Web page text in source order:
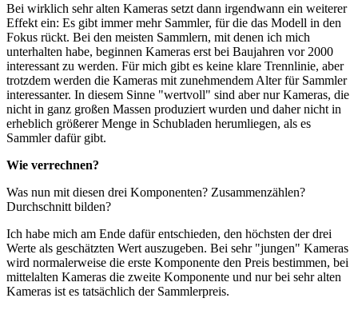
Bei wirklich sehr alten Kameras setzt dann irgendwann ein weiterer
Effekt ein: Es gibt immer mehr Sammler, für die das Modell in den
Fokus rückt. Bei den meisten Sammlern, mit denen ich mich
unterhalten habe, beginnen Kameras erst bei Baujahren vor 2000
interessant zu werden. Für mich gibt es keine klare Trennlinie, aber
trotzdem werden die Kameras mit zunehmendem Alter für Sammler
interessanter. In diesem Sinne "wertvoll" sind aber nur Kameras, die
nicht in ganz großen Massen produziert wurden und daher nicht in
erheblich größerer Menge in Schubladen herumliegen, als es
Sammler dafür gibt.
Wie verrechnen?
Was nun mit diesen drei Komponenten? Zusammenzählen?
Durchschnitt bilden?
Ich habe mich am Ende dafür entschieden, den höchsten der drei
Werte als geschätzten Wert auszugeben. Bei sehr "jungen" Kameras
wird normalerweise die erste Komponente den Preis bestimmen, bei
mittelalten Kameras die zweite Komponente und nur bei sehr alten
Kameras ist es tatsächlich der Sammlerpreis.